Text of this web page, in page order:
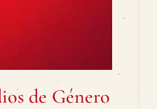
de Género